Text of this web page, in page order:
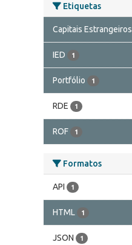
Etiquetas
Capitais Estrangeiros
IED 1
Portfólio 1
RDE 1
ROF 1
Formatos
API 1
HTML 1
JSON 1